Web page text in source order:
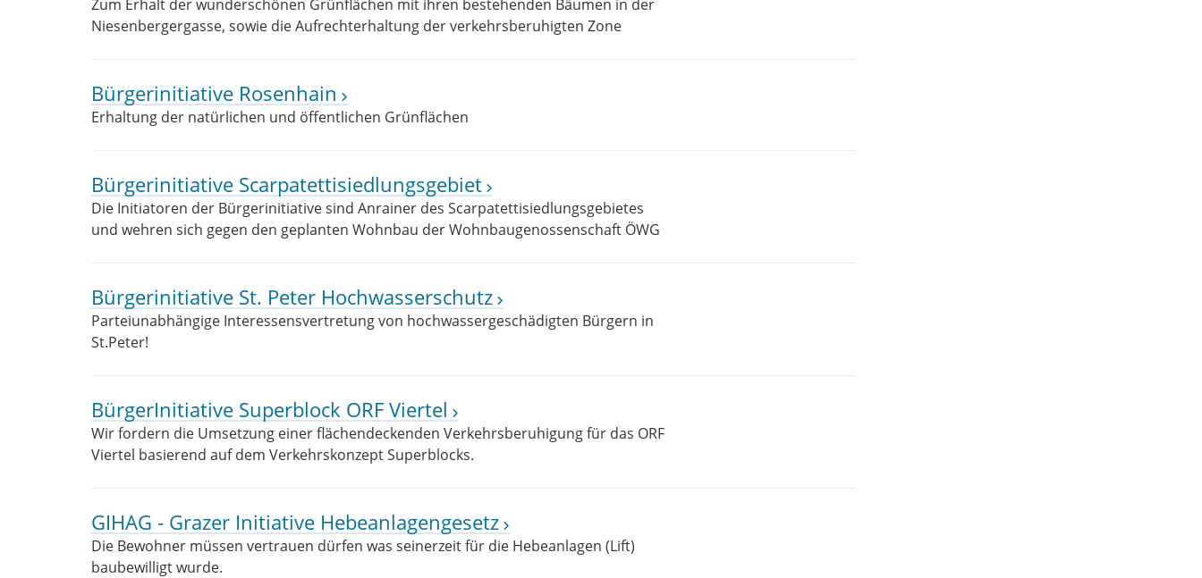
Zum Erhalt der wunderschönen Grünflächen mit ihren bestehenden Bäumen in der
Niesenbergergasse, sowie die Aufrechterhaltung der verkehrsberuhigten Zone
Bürgerinitiative Rosenhain
Erhaltung der natürlichen und öffentlichen Grünflächen
Bürgerinitiative Scarpatettisiedlungsgebiet
Die Initiatoren der Bürgerinitiative sind Anrainer des Scarpatettisiedlungsgebietes
und wehren sich gegen den geplanten Wohnbau der Wohnbaugenossenschaft ÖWG
Bürgerinitiative St. Peter Hochwasserschutz
Parteiunabhängige Interessensvertretung von hochwassergeschädigten Bürgern in
St.Peter!
BürgerInitiative Superblock ORF Viertel
Wir fordern die Umsetzung einer flächendeckenden Verkehrsberuhigung für das ORF
Viertel basierend auf dem Verkehrskonzept Superblocks.
GIHAG - Grazer Initiative Hebeanlagengesetz
Die Bewohner müssen vertrauen dürfen was seinerzeit für die Hebeanlagen (Lift)
baubewilligt wurde.